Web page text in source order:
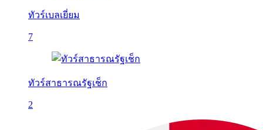
ทัวร์เบลเยี่ยม
7
ทัวร์สาธารณรัฐเช็ก
2